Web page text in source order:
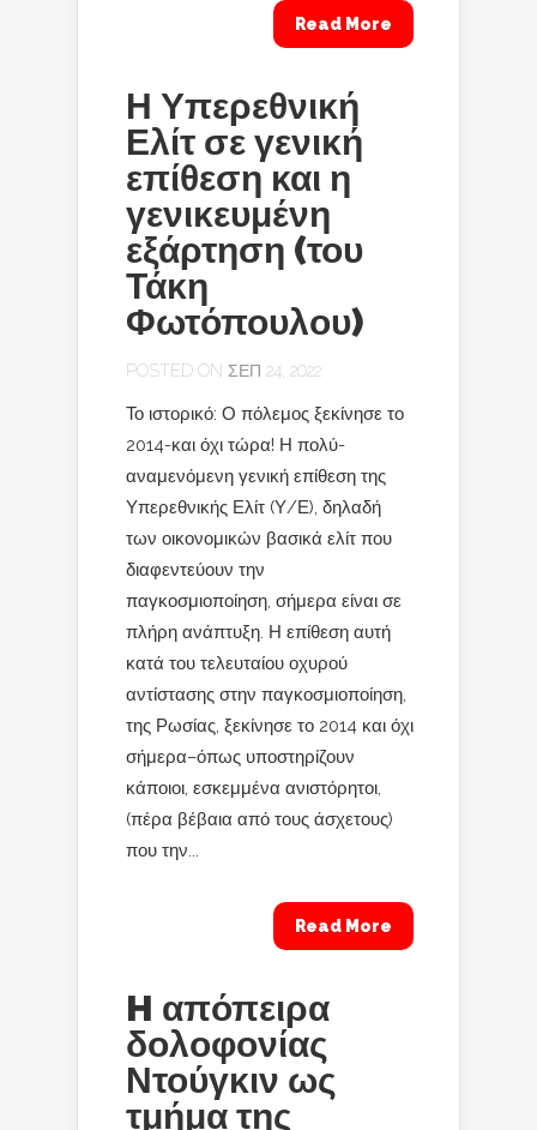
Read More
Η Υπερεθνική
Ελίτ σε γενική
επίθεση και η
γενικευμένη
εξάρτηση (του
Τάκη
Φωτόπουλου)
POSTED ON ΣΕΠ 24, 2022
Το ιστορικό: Ο πόλεμος ξεκίνησε το
2014-και όχι τώρα! Η πολύ-
αναμενόμενη γενική επίθεση της
Υπερεθνικής Ελίτ (Υ/Ε), δηλαδή
των οικονομικών βασικά ελίτ που
διαφεντεύουν την
παγκοσμιοποίηση, σήμερα είναι σε
πλήρη ανάπτυξη. Η επίθεση αυτή
κατά του τελευταίου οχυρού
αντίστασης στην παγκοσμιοποίηση,
της Ρωσίας, ξεκίνησε το 2014 και όχι
σήμερα–όπως υποστηρίζουν
κάποιοι, εσκεμμένα ανιστόρητοι,
(πέρα βέβαια από τους άσχετους)
που την...
Read More
H απόπειρα
δολοφονίας
Ντούγκιν ως
τμήμα της